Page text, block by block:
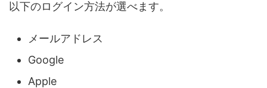
以下のログイン方法が選べます。
メールアドレス
Google
Apple